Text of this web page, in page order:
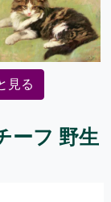
見る
ーフ 野生